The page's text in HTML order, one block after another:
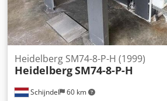
Schijndel 60 km
Heidelberg SM74-8-P-H (1999)
HeidelbergSM74-8-P-H